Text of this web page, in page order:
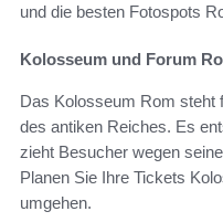
und die besten Fotospots
Kolosseum und Forum
Das Kolosseum Rom steht
des antiken Reiches. Es
zieht Besucher wegen
Planen Sie Ihre Tickets
umgehen.